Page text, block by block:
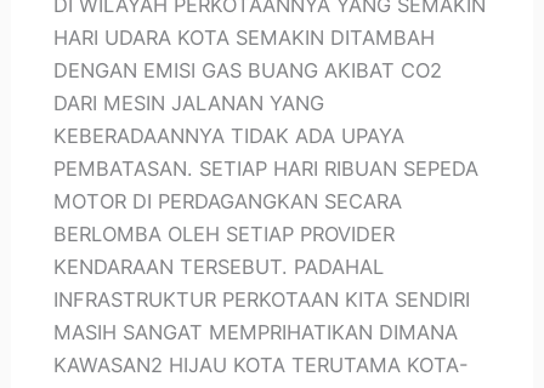
HARI UDARA KOTA SEMAKIN DITAMBAH
DENGAN EMISI GAS BUANG AKIBAT CO2
DARI MESIN JALANAN YANG
KEBERADAANNYA TIDAK ADA UPAYA
PEMBATASAN. SETIAP HARI RIBUAN SEPEDA
MOTOR DI PERDAGANGKAN SECARA
BERLOMBA OLEH SETIAP PROVIDER
KENDARAAN TERSEBUT. PADAHAL
INFRASTRUKTUR PERKOTAAN KITA SENDIRI
MASIH SANGAT MEMPRIHATIKAN DIMANA
KAWASAN2 HIJAU KOTA TERUTAMA KOTA-